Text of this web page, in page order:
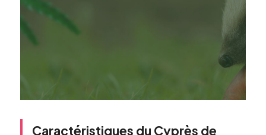
Caractéristiques du Cyprès de